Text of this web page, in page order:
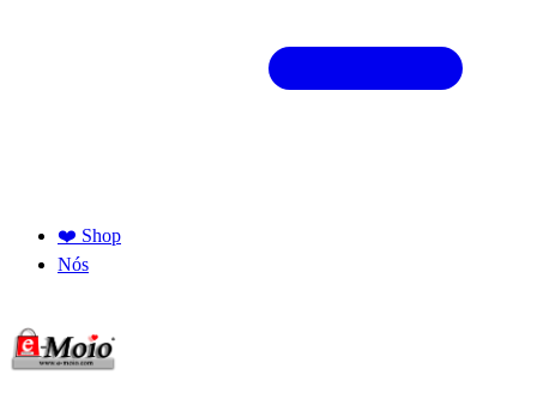
❤️ Shop
Nós